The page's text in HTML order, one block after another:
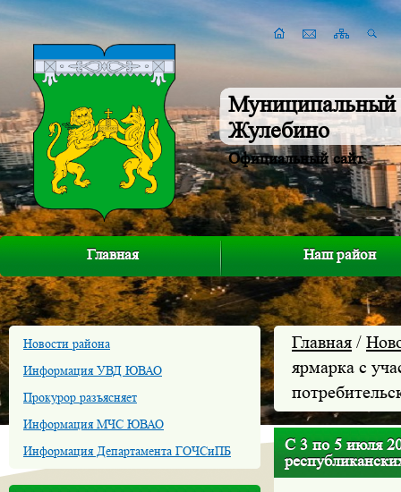
Муниципальный
Жулебино
Официальный сайт
Главная Наш район
Новости района
Информация УВД ЮВАО
Прокурор разъясняет
Информация МЧС ЮВАО
Информация Департамента ГОЧСиПБ
Главная /
ярмарка с
С 3 по 5 июля